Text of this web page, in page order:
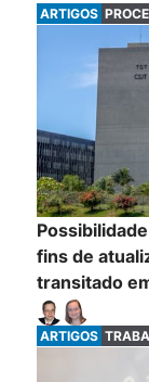
ARTIGOS
fins de
transitado
ARTIGOS